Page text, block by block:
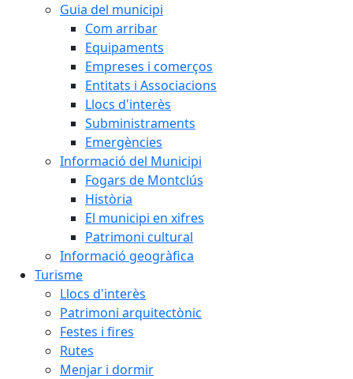
Guia del municipi
Com arribar
Equipaments
Empreses i comerços
Entitats i Associacions
Llocs d'interès
Subministraments
Emergències
Informació del Municipi
Fogars de Montclús
Història
El municipi en xifres
Patrimoni cultural
Informació geogràfica
Turisme
Llocs d'interès
Patrimoni arquitectònic
Festes i fires
Rutes
Menjar i dormir